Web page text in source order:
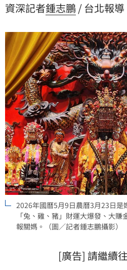
農曆3月運勢，可以大賺金山大
資深記者鍾志鵬/ 台北報導
2026年國曆5月9日農曆3月23日是
「兔、雞、豬」財運大爆發、大
報關媽。（圖／記者鍾志鵬攝影）
[廣告] 請繼續